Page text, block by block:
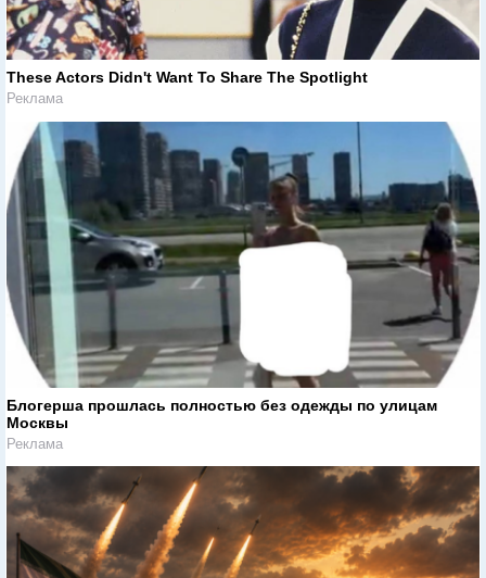
These Actors Didn't Want To Share The Spotlight
Реклама
Блогерша прошлась полностью без одежды по улицам
Москвы
Реклама